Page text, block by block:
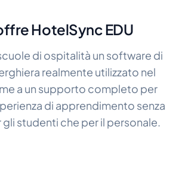
HotelSync EDU
di ospitalità un software di
realmente utilizzato nel
a un supporto completo per
di apprendimento senza
studenti che per il personale.